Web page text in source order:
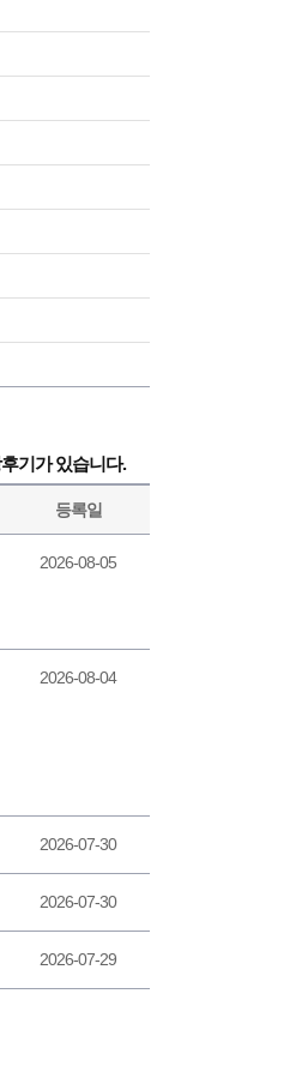
기가 있습니다.
등록일
2026-08-05
2026-08-04
2026-07-30
2026-07-30
2026-07-29